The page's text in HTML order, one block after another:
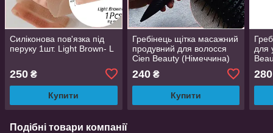
Силіконова пов'язка під
перуку 1шт. Light Brown- L
250 ₴
Купити
Гребінець щітка масажний
продувний для волосся
Cien Beauty (Німеччина)
240₴
Купити
для
280
Подібні товари компанії